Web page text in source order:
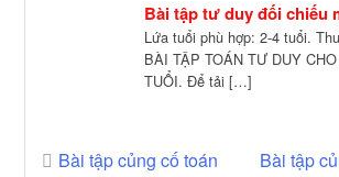
Bài tập tư duy đối chiếu
Lứa tuổi phù hợp: 2-4 tuổi.
BÀI TẬP TOÁN TƯ DUY
TUỔI. Để tải […]
Post
Bài tập củng cố toán
Bài tập